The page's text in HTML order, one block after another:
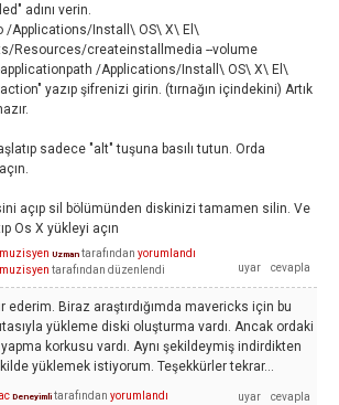
adını verin.
/Applications/Install\ OS\ X\ El\
Resources/createinstallmedia --volume
/Applications/Install\ OS\ X\ El\
yazıp şifrenizi girin. (tırnağın içindekini) Artık
sadece "alt" tuşuna basılı tutun. Orda
açıp sil bölümünden diskinizi tamamen silin. Ve
Os X yükleyi açın
Uzman tarafından yorumlandı
tarafından düzenlendi
ederim. Biraz araştırdığımda mavericks için bu
yükleme diski oluşturma vardı. Ancak ordaki
korkusu vardı. Aynı şekildeymiş indirdikten
yüklemek istiyorum. Teşekkürler tekrar...
Deneyimli tarafından yorumlandı